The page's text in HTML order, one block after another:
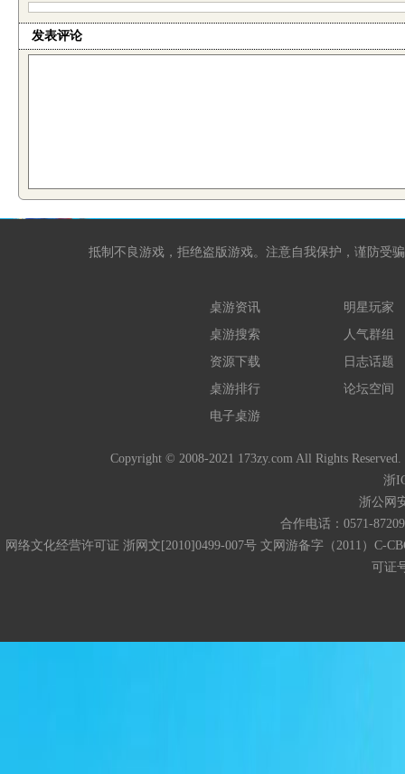
发表评论
抵制不良游戏，拒绝盗版游戏。注意自我保护，谨防受
桌游资讯
桌游搜索
资源下载
桌游排行
电子桌游
明星玩家
人气群组
日志话题
论坛空间
Copyright © 2008-2021 173zy.com All Rights
浙
浙公网
合作电话：0571-
网络文化经营许可证 浙网文[2010]0499-007号 文网游备字（2011）C-
可证